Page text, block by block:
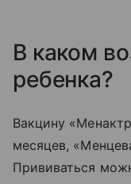
В каком
ребенка?
Вакцину
месяцев,
Прививаться